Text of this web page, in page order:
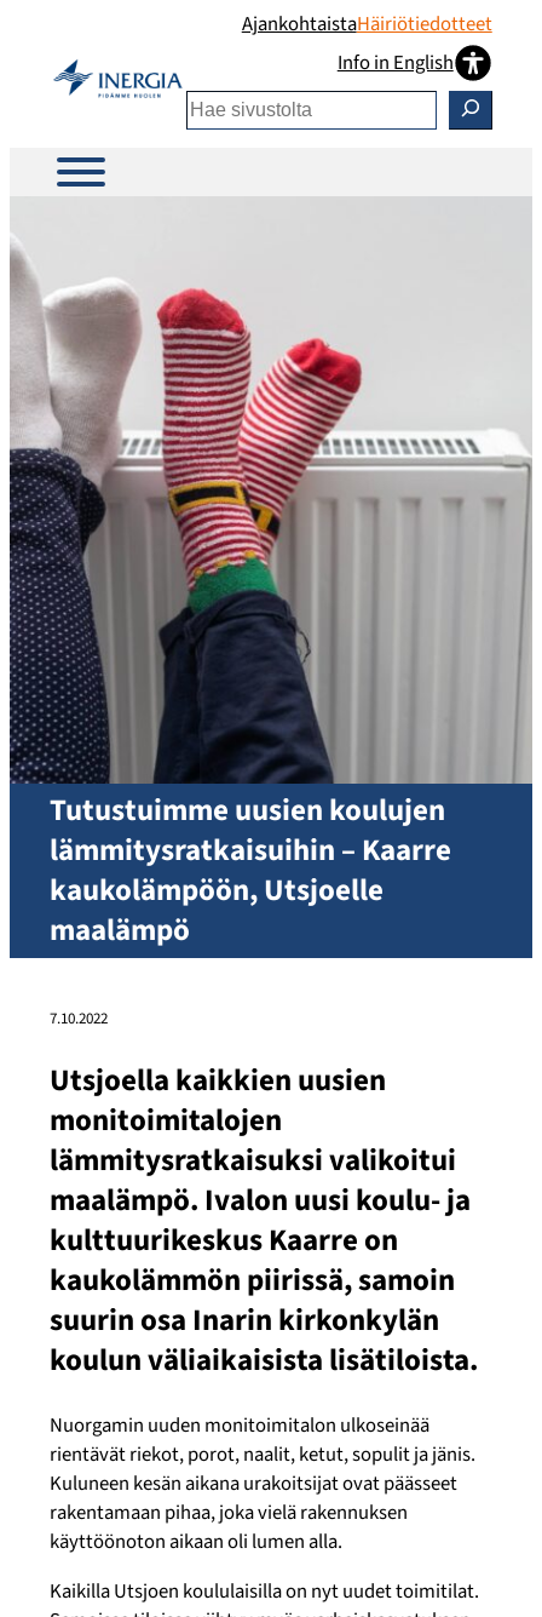
AjankohtaistaHäiriötiedotteet
Info in English
Etsi
Tutustuimme uusien koulujen
lämmitysratkaisuihin – Kaarre
kaukolämpöön, Utsjoelle
maalämpö
7.10.2022
Utsjoella kaikkien uusien
monitoimitalojen
lämmitysratkaisuksi valikoitui
maalämpö. Ivalon uusi koulu- ja
kulttuurikeskus Kaarre on
kaukolämmön piirissä, samoin
suurin osa Inarin kirkonkylän
koulun väliaikaisista lisätiloista.
Nuorgamin uuden monitoimitalon ulkoseinää
rientävät riekot, porot, naalit, ketut, sopulit ja jänis.
Kuluneen kesän aikana urakoitsijat ovat päässeet
rakentamaan pihaa, joka vielä rakennuksen
käyttöönoton aikaan oli lumen alla.
Kaikilla Utsjoen koululaisilla on nyt uudet toimitilat.